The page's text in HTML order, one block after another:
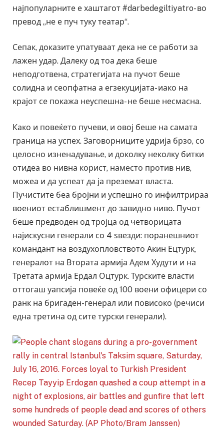
најпопуларните е хаштагот #darbedegiltiyatro- во
превод „не е пуч туку театар“.
Сепак, доказите упатуваат дека не се работи за
лажен удар. Далеку од тоа дека беше
неподготвена, стратегијата на пучот беше
солидна и сеопфатна а егзекуцијата- иако на
крајот се покажа неуспешна- не беше несмасна.
Како и повеќето пучеви, и овој беше на самата
граница на успех. Заговорниците удрија брзо, со
целосно изненадување, и доколку неколку битки
отидеа во нивна корист, наместо против нив,
можеа и да успеат да ја преземат власта.
Пучистите беа бројни и успешно го инфилтрираа
воениот естаблишмент до завидно ниво. Пучот
беше предводен од тројца од четворицата
најискусни генерали со 4 ѕвезди: поранешниот
командант на воздухопловството Акин Ецтурк,
генералот на Втората армија Адем Худути и на
Третата армија Ердал Оцтурк. Турските власти
оттогаш уапсија повеќе од 100 воени офицери со
ранк на бригаден-генерал или повисоко (речиси
една третина од сите турски генерали).